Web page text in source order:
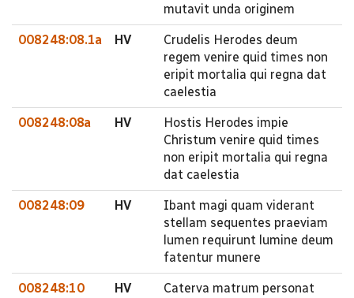
mutavit unda originem
008248:08.1a HV
Crudelis Herodes deum
regem venire quid times non
eripit mortalia qui regna dat
caelestia
008248:08a HV
Hostis Herodes impie
Christum venire quid times
non eripit mortalia qui regna
dat caelestia
008248:09 HV
Ibant magi quam viderant
stellam sequentes praeviam
lumen requirunt lumine deum
fatentur munere
008248:10 HV Caterva matrum personat